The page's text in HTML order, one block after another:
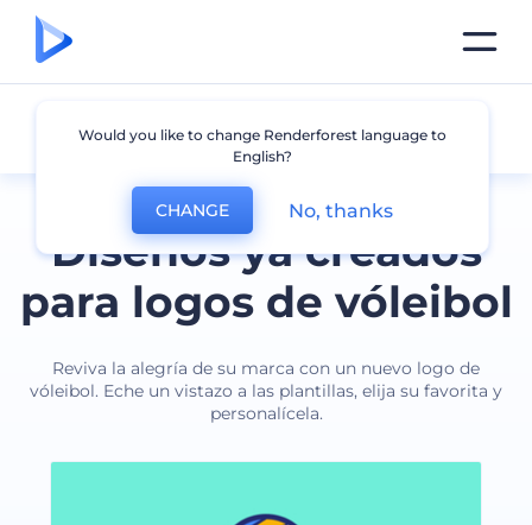
Diseños ya creados
para logos de vóleibol
Reviva la alegría de su marca con un nuevo logo de
vóleibol. Eche un vistazo a las plantillas, elija su favorita y
personalícela.
Vóleibol
Would you like to change Renderforest language to
English?
CHANGE No, thanks